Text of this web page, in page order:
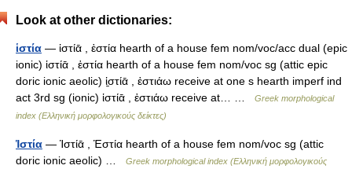
Look at other dictionaries:
ἱστία — ἱστίᾱ , ἑστία hearth of a house fem nom/voc/acc dual (epic
ionic) ἱστίᾱ , ἑστία hearth of a house fem nom/voc sg (attic epic
doric ionic aeolic) ἱ̱στίᾱ , ἑστιάω receive at one s hearth imperf ind
act 3rd sg (ionic) ἱστίᾱ , ἑστιάω receive at… …
Greek morphological
index (Ελληνική μορφολογικούς δείκτες)
Ἱστία — Ἱστίᾱ , Ἑστία hearth of a house fem nom/voc sg (attic
doric ionic aeolic) …
Greek morphological index (Ελληνική μορφολογικούς